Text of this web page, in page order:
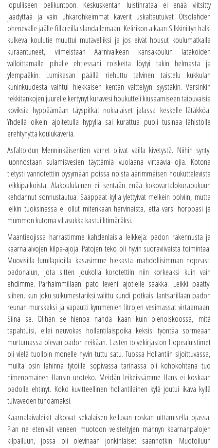
lopulliseen pelikuntoon. Keskuskentän luistinrataa ei enää viitsitty
jäädyttää ja vain uhkarohkeimmat kaverit uskaltautuivat Otsolahden
ohenevalle jäälle fillareilla slandailemaan. Kelirikon aikaan Silkkiniityn halki
kulkeva koulutie muuttui mutavelliksi ja jos eivät housut koulumatkalla
kuraantuneet, viimeistään Aarnivalkean kansakoulun lätäköiden
valloittamalle pihalle ehtiessäni roiskeita löytyi takin helmasta ja
ylempääkin. Lumikasan päällä riehuttu talvinen taistelu kukkulan
kuninkuudesta vaihtui hiekkaisen kentän välttelyyn syystäkin. Varsinkin
rekkitankojen juurelle kertynyt kuravesi houkutteli kiusaamiseen taipuvaisia
koviksia hyppäämään täyspitkät nokialaiset jalassa keskelle lätäkköä.
Yhdellä oikein ajoitetulla hypyllä sai kurattua puoli tusinaa lähistölle
erehtynyttä koulukaveria.
Asfaltoidun Menninkäisentien varret olivat vailla kivetystä. Niihin syntyi
luonnostaan sulamisvesien täyttämiä vuolaana virtaavia ojia. Kotona
tietysti vannotettiin pysymään poissa noista äärimmäisen houkuttelevista
leikkipaikoista. Alakoululainen ei sentään enää kokovartalokurapukuun
kehdannut sonnustautua. Saappaat kyllä ylettyivät melkein polviin, mutta
leikin tuoksinassa ei ollut mitenkään harvinaista, että varsi hörppäsi ja
mummon kutoma villasukka kastui litimäräksi.
Maantieojissa harrastimme kahdenlaisia leikkejä: padon rakennusta ja
kaarnalaivojen kilpa-ajoja. Patojen teko oli hyvin suoraviivaista toimintaa.
Muovisilla lumilapioilla kasasimme hiekasta mahdollisimman nopeasti
padonalun, jota sitten joukolla korotettiin niin korkeaksi kuin vain
ehdimme. Parhaimmillaan pato leveni ajotielle saakka. Leikki päättyi
siihen, kun joku sulkumestariksi valittu kundi potkaisi lantsarillaan padon
reunan murskaksi ja vapautti kymmenien litrojen vesimassat virtaamaan.
Siinä se. Olihan se hienoa nähdä ikään kuin pienoiskoossa, mitä
tapahtuisi, ellei neuvokas hollantilaispoika keksisi työntää sormeaan
murtumassa olevan padon reikään. Lasten toivekirjaston Hopealuistimet
oli vielä tuolloin monelle hyvin tuttu satu. Tuossa Hollantiin sijoittuvassa,
muilta osin lähinnä tytöille sopivassa tarinassa oli kohokohtana tuo
nimenomainen Hansin uroteko. Meidän leikeissämme Hans ei koskaan
padolle ehtinyt. Koko kuvitteellinen hollantilainen kylä joutui ikävä kyllä
tulvaveden tuhoamaksi.
Kaarnalaivaleikit alkoivat sekalaisen kelluvan roskan uittamisella ojassa.
Pian ne etenivät veneen muotoon veisteltyjen männyn kaarnanpalojen
kilpailuun, jossa oli olevinaan jonkinlaiset säännötkin. Muotoiluun